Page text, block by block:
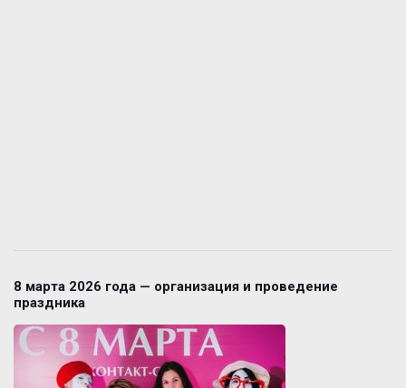
8 марта 2026 года — организация и проведение
праздника